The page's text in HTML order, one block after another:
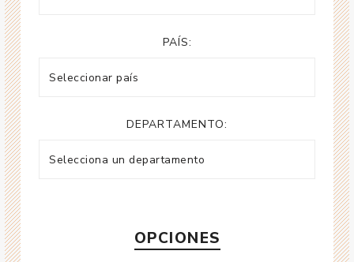
PAÍS:
DEPARTAMENTO:
OPCIONES